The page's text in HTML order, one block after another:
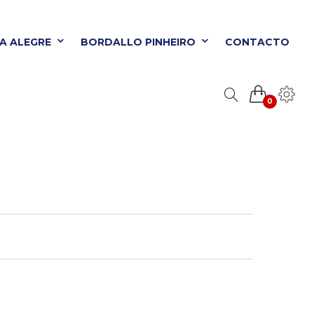
ALEGRE BORDALLO PINHEIRO CONTACTO
0